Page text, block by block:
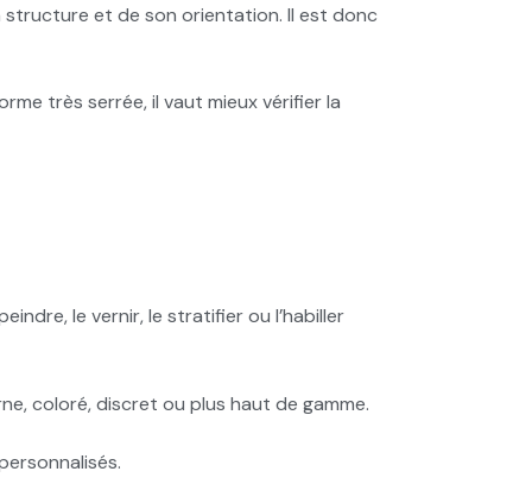
structure et de son orientation. Il est donc
très serrée, il vaut mieux vérifier la
le vernir, le stratifier ou l’habiller
coloré, discret ou plus haut de gamme.